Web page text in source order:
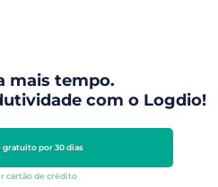
mais tempo.
com o Logdio!
por 30 dias
cartão de crédito